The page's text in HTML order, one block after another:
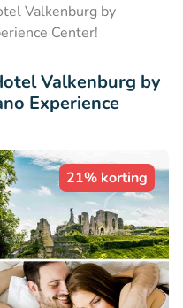
Valkenburg by
Center!
Valkenburg by
Experience
21% korting